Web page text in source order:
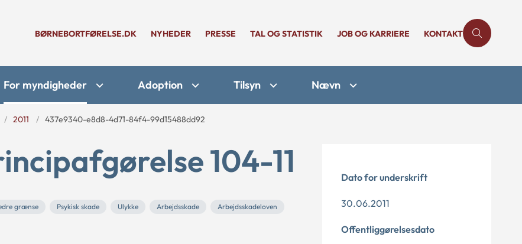
BØRNEBORTFØRELSE.DK NYHEDER PRESSE TAL OG STATISTIK JOB OG KARRIERE KONTAKT
For myndigheder Adoption Tilsyn Nævn
2011 437e9340-e8d8-4d71-84f4-99d15488dd92
104-11
grænse Psykisk skade Ulykke Arbejdsskade
Arbejdsskadeloven
Dato for underskrift
30.06.2011
Offentliggørelsesdato